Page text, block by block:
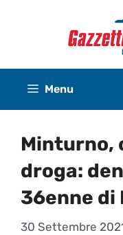
Menu
Minturno,
droga:
36enne di
30 Settembre